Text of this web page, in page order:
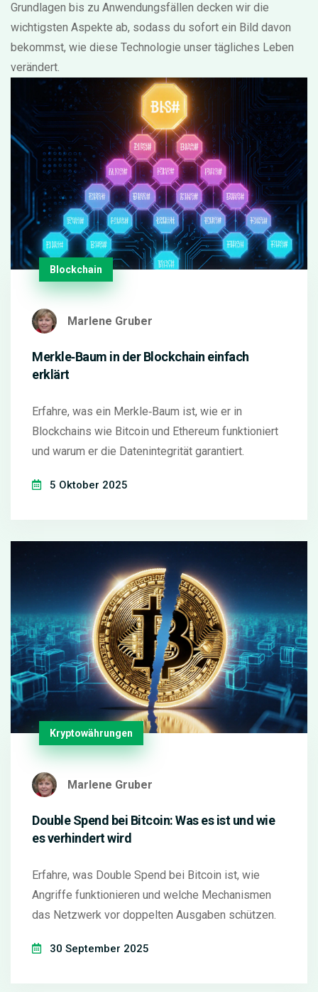
Grundlagen bis zu Anwendungsfällen decken wir die
wichtigsten Aspekte ab, sodass du sofort ein Bild davon
bekommst, wie diese Technologie unser tägliches Leben
verändert.
Blockchain
Marlene Gruber
Merkle‑Baum in der Blockchain einfach
erklärt
Erfahre, was ein Merkle‑Baum ist, wie er in
Blockchains wie Bitcoin und Ethereum funktioniert
und warum er die Datenintegrität garantiert.
5 Oktober 2025
Kryptowährungen
Marlene Gruber
Double Spend bei Bitcoin: Was es ist und wie
es verhindert wird
Erfahre, was Double Spend bei Bitcoin ist, wie
Angriffe funktionieren und welche Mechanismen
das Netzwerk vor doppelten Ausgaben schützen.
30 September 2025